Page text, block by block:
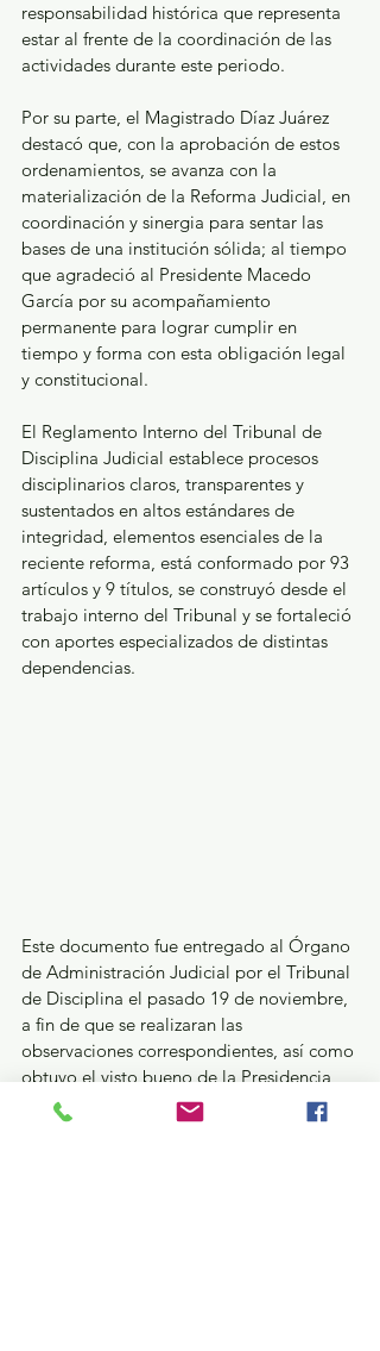
responsabilidad histórica que representa
estar al frente de la coordinación de las
actividades durante este periodo.
Por su parte, el Magistrado Díaz Juárez
destacó que, con la aprobación de estos
ordenamientos, se avanza con la
materialización de la Reforma Judicial, en
coordinación y sinergia para sentar las
bases de una institución sólida; al tiempo
que agradeció al Presidente Macedo
García por su acompañamiento
permanente para lograr cumplir en
tiempo y forma con esta obligación legal
y constitucional.
El Reglamento Interno del Tribunal de
Disciplina Judicial establece procesos
disciplinarios claros, transparentes y
sustentados en altos estándares de
integridad, elementos esenciales de la
reciente reforma, está conformado por 93
artículos y 9 títulos, se construyó desde el
trabajo interno del Tribunal y se fortaleció
con aportes especializados de distintas
dependencias.
Este documento fue entregado al Órgano
de Administración Judicial por el Tribunal
de Disciplina el pasado 19 de noviembre,
a fin de que se realizaran las
observaciones correspondientes, así como
obtuvo el visto bueno de la Presidencia
del Tribunal Superior de Justicia, a través
de la Dirección General Jurídica y